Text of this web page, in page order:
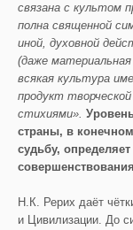
связана с культом
полна священной
иной, духовной
(даже
всякая культура
продукт
стихиями».
страны, в
судьбу,
Н.К. Рерих даёт
и Цивилизации. До